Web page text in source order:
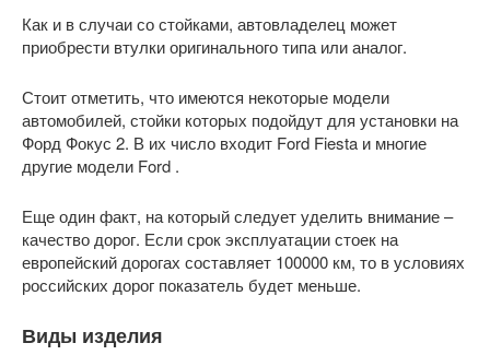
Как и в случаи со стойками, автовладелец может
приобрести втулки оригинального типа или аналог.
Стоит отметить, что имеются некоторые модели
автомобилей, стойки которых подойдут для установки на
Форд Фокус 2. В их число входит Ford Fiesta и многие
другие модели Ford .
Еще один факт, на который следует уделить внимание –
качество дорог. Если срок эксплуатации стоек на
европейский дорогах составляет 100000 км, то в условиях
российских дорог показатель будет меньше.
Виды изделия